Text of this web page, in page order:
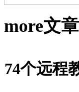
more文
74个远程